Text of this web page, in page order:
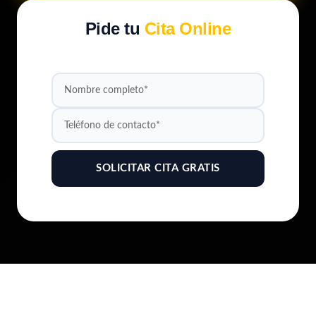
Pide tu Cita Online